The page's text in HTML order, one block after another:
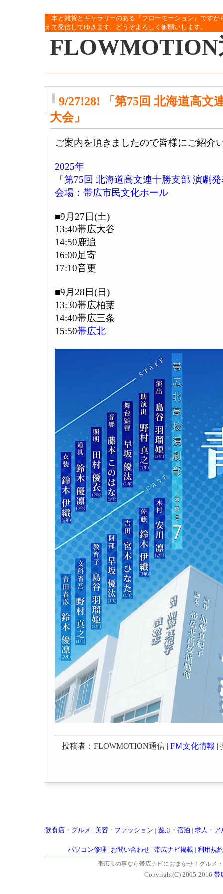
本と雑貨とギャラリーのある『フローモーション』です
えて発信してゆきます。どうぞよろしく御願いします。
FLOWMOTION
9/27!28! 「第75回 北海道高文
大会」
ご案内を頂きましたので皆様にご紹介
2025年
「第75回 北海道高文連十勝支部 演劇
会場：帯広市民文化ホール
■9月27日(土)
13:40帯広大谷
14:50鹿追
16:00足寄
17:10音更
■9月28日(日)
13:30帯広柏葉
14:40帯広三条
15:50帯広北
投稿者：FLOWMOTION通信 | FＭ文化情報 |
飲食店・グルメ 美容・ファッション 遊ぶ・宿泊 求人・ア
パソコン修理 お問い合わせ| 帯広ナビ掲載| 利用規約
帯広市の事なら帯広ナビにおまかせ！グルメ
Copyright(C) 2005-2016 帯